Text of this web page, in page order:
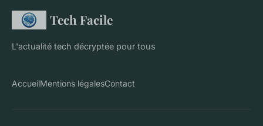
Tech Facile
L'actualité tech décryptée pour tous
AccueilMentions légalesContact